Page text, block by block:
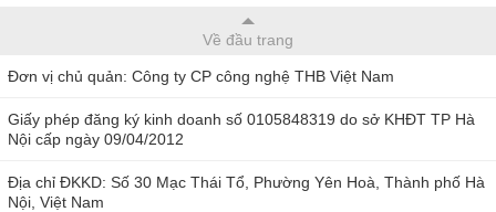
Về đầu trang
Đơn vị chủ quản: Công ty CP công nghệ THB Việt Nam
Giấy phép đăng ký kinh doanh số 0105848319 do sở KHĐT TP Hà
Nội cấp ngày 09/04/2012
Địa chỉ ĐKKD: Số 30 Mạc Thái Tổ, Phường Yên Hoà, Thành phố Hà
Nội, Việt Nam